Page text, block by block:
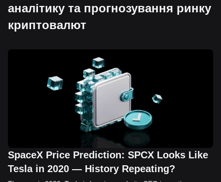
аналітику та прогнозування ринку
криптовалют
SpaceX Price Prediction: SPCX Looks Like
Tesla in 2020 — History Repeating?